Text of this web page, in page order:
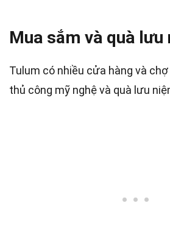
Mua sắm và quà lưu
Tulum có nhiều cửa hàng và
thủ công mỹ nghệ và quà lưu